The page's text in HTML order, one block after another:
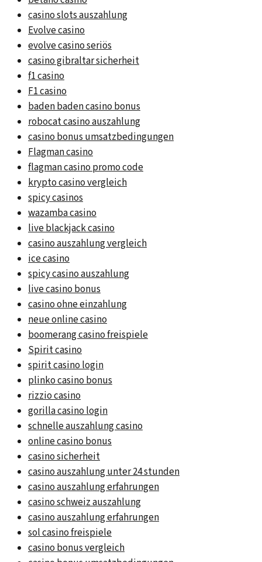
casino slots auszahlung
Evolve casino
evolve casino seriös
casino gibraltar sicherheit
f1 casino
F1 casino
baden baden casino bonus
robocat casino auszahlung
casino bonus umsatzbedingungen
Flagman casino
flagman casino promo code
krypto casino vergleich
spicy casinos
wazamba casino
live blackjack casino
casino auszahlung vergleich
ice casino
spicy casino auszahlung
live casino bonus
casino ohne einzahlung
neue online casino
boomerang casino freispiele
Spirit casino
spirit casino login
plinko casino bonus
rizzio casino
gorilla casino login
schnelle auszahlung casino
online casino bonus
casino sicherheit
casino auszahlung unter 24 stunden
casino auszahlung erfahrungen
casino schweiz auszahlung
casino auszahlung erfahrungen
sol casino freispiele
casino bonus vergleich